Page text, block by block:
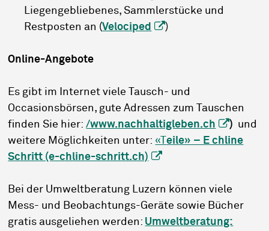
Liegengebliebenes, Sammlerstücke und
Restposten an (Velociped )
Online-Angebote
Es gibt im Internet viele Tausch- und
Occasionsbörsen, gute Adressen zum Tauschen
finden Sie hier:/www.nachhaltigleben.ch ) und
weitere Möglichkeiten unter: «Teile» – E chline
Schritt (e-chline-schritt.ch)
Bei der Umweltberatung Luzern können viele
Mess- und Beobachtungs-Geräte sowie Bücher
gratis ausgeliehen werden: Umweltberatung: